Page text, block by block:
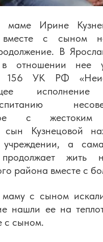
маме Ирине
вместе с сыном
В
в отношении нее
156 УК РФ
исполнение
с жестоким
сын Кузнецовой
учреждении, а
жить
района вместе с
с сыном
нашли ее на
с сыном.